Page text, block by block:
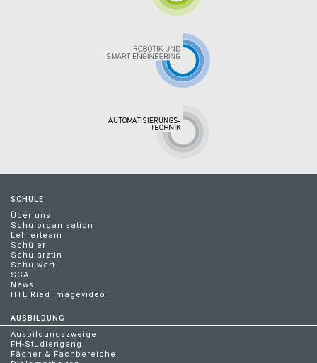
SCHULE
Über uns
Schulorganisation
Lehrerteam
Schüler
Schulärztin
Schulwart
SGA
News
HTL Ried Imagevideo
AUSBILDUNG
Ausbildungszweige
FH-Studiengang
Fächer & Fachbereiche